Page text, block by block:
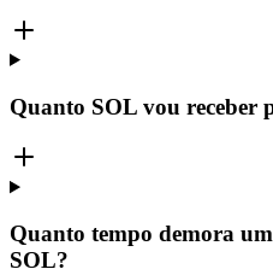
Quanto SOL vou receber
Quanto tempo demora
SOL?